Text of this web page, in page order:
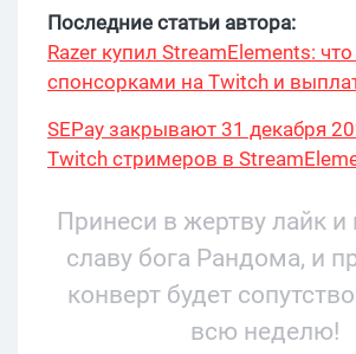
Последние статьи автора:
Razer купил StreamElements: что
спонсорками на Twitch и
SEPay закрывают 31 декабря
Twitch стримеров в
Принеси в жертву лайк и
славу бога Рандома, и
конверт будет
всю неделю!